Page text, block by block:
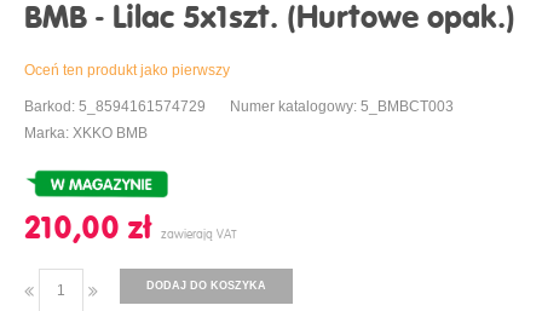
BMB - Lilac 5x1szt. (Hurtowe opak.)
Oceń ten produkt jako pierwszy
Barkod: 5_8594161574729
Numer katalogowy: 5_BMBCT003
Marka: XKKO BMB
210,00 ‎zł
DODAJ DO KOSZYKA